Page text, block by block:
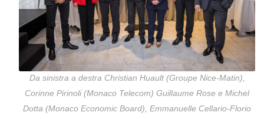
Da sinistra a destra Christian Huault (Groupe Nice-Matin),
Corinne Pirinoli (Monaco Telecom) Guillaume Rose e Michel
Dotta (Monaco Economic Board), Emmanuelle Cellario-Florio